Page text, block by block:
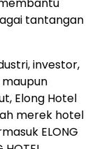
tantangan
investor,
Elong Hotel
merek hotel
ELONG